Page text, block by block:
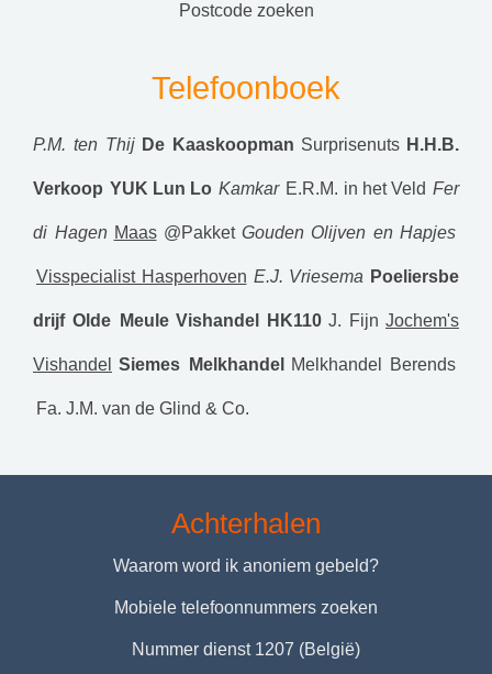
postcode zoeken
Telefoonboek
P.M. ten Thij De Kaaskoopman Surprisenuts H.H.B.
Verkoop YUK Lun Lo Kamkar E.R.M. in het Veld Fer
di Hagen Maas @Pakket Gouden Olijven en Hapjes
Visspecialist Hasperhoven E.J. Vriesema Poeliersbe
drijf Olde Meule Vishandel HK110 J. Fijn Jochem's
Vishandel Siemes Melkhandel Melkhandel Berends
Fa. J.M. van de Glind & Co.
Achterhalen
Waarom word ik anoniem gebeld?
Mobiele telefoonnummers zoeken
Nummer dienst 1207 (België)